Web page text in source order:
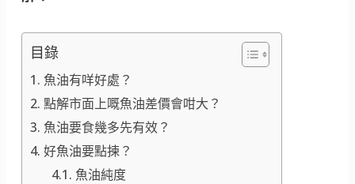
目錄
魚油有咩好處？
點解市面上嘅魚油差價會咁大？
魚油要食幾多先有效？
好魚油要點揀？
魚油純度